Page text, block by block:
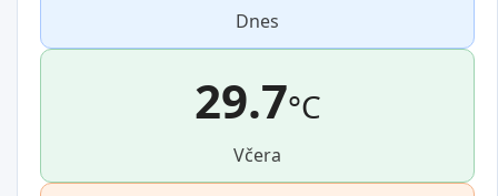
Dnes
29.7°C
Včera